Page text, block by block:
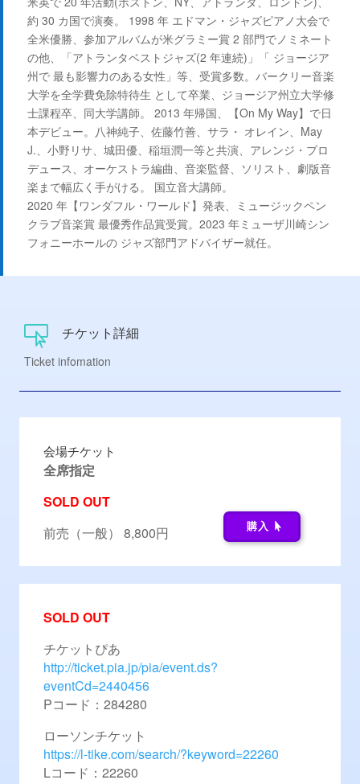
約 30 カ国で演奏。 1998 年 エドマン・ジャズピアノ大会で
全米優勝、参加アルバムが米グラミー賞 2 部門でノミネート
の他、「アトランタベストジャズ(2 年連続)」「 ジョージア
州で 最も影響力のある女性」等、受賞多数。バークリー音楽
大学を全学費免除特待生 として卒業、ジョージア州立大学修
士課程卒、同大学講師。 2013 年帰国、【On My Way】で日
本デビュー。八神純子、佐藤竹善、サラ・ オレイン、May
J.、小野リサ、城田優、稲垣潤一等と共演、アレンジ・プロ
デュース、オーケストラ編曲、音楽監督、ソリスト、劇版音
楽まで幅広く手がける。 国立音大講師。
2020 年【ワンダフル・ワールド】発表、ミュージックペン
クラブ音楽賞 最優秀作品賞受賞。2023 年ミューザ川崎シン
フォニーホールの ジャズ部門アドバイザー就任。
 チケット詳細
Ticket infomation
会場チケット
全席指定
SOLD OUT
前売（一般） 8,800円
購入
SOLD OUT
チケットぴあ
http://ticket.pia.jp/pia/event.ds?
eventCd=2440456
Pコード：284280
ローソンチケット
https://l-tike.com/search/?keyword=22260
Lコード：22260